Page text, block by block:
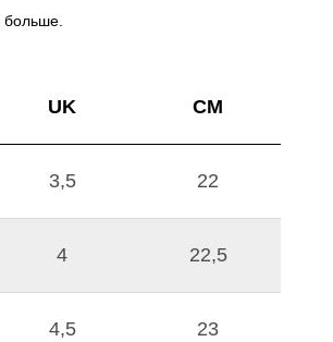
больше.
UK CM
3,5 22
4 22,5
4,5 23